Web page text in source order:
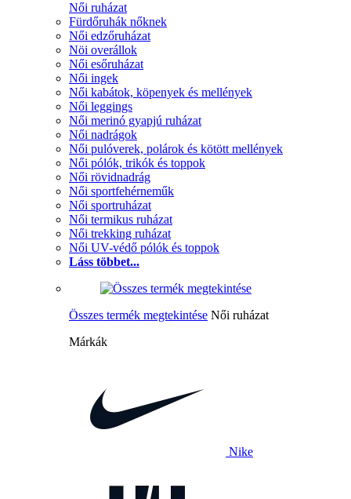
Női ruházat
Fürdőruhák nőknek
Női edzőruházat
Nöi overállok
Női esőruházat
Női ingek
Női kabátok, köpenyek és mellények
Női leggings
Női merinó gyapjú ruházat
Női nadrágok
Női pulóverek, polárok és kötött mellények
Női pólók, trikók és toppok
Női rövidnadrág
Női sportfehérneműk
Női sportruházat
Női termikus ruházat
Női trekking ruházat
Női UV-védő pólók és toppok
Láss többet...
Összes termék megtekintése Női ruházat
Márkák
Nike